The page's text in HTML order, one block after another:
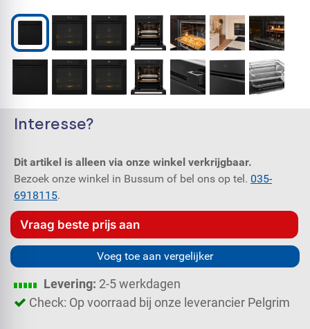
Interesse?
Dit artikel is alleen via onze winkel verkrijgbaar.
Bezoek onze winkel in Bussum of bel ons op tel. 035-
6918115.
Vraag beste prijs aan
Voeg toe aan vergelijker
Levering: 2-5 werkdagen
Check: Op voorraad bij onze leverancier Pelgrim